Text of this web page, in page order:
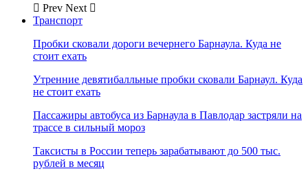
Prev Next
Транспорт
Пробки сковали дороги вечернего Барнаула. Куда не
стоит ехать
Утренние девятибалльные пробки сковали Барнаул. Куда
не стоит ехать
Пассажиры автобуса из Барнаула в Павлодар застряли на
трассе в сильный мороз
Таксисты в России теперь зарабатывают до 500 тыс.
рублей в месяц